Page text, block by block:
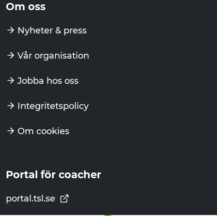
Om oss
Nyheter & press
Vår organisation
Jobba hos oss
Integritetspolicy
Om cookies
Portal för coacher
portal.tsl.se